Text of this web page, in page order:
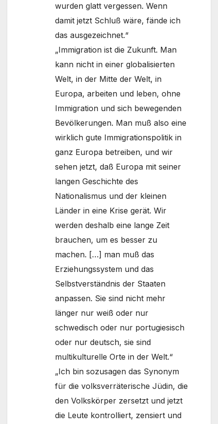
wurden glatt vergessen. Wenn
damit jetzt Schluß wäre, fände ich
das ausgezeichnet.“
„Immigration ist die Zukunft. Man
kann nicht in einer globalisierten
Welt, in der Mitte der Welt, in
Europa, arbeiten und leben, ohne
Immigration und sich bewegenden
Bevölkerungen. Man muß also eine
wirklich gute Immigrationspolitik in
ganz Europa betreiben, und wir
sehen jetzt, daß Europa mit seiner
langen Geschichte des
Nationalismus und der kleinen
Länder in eine Krise gerät. Wir
werden deshalb eine lange Zeit
brauchen, um es besser zu
machen. […] man muß das
Erziehungssystem und das
Selbstverständnis der Staaten
anpassen. Sie sind nicht mehr
länger nur weiß oder nur
schwedisch oder nur portugiesisch
oder nur deutsch, sie sind
multikulturelle Orte in der Welt.“
„Ich bin sozusagen das Synonym
für die volksverräterische Jüdin, die
den Volkskörper zersetzt und jetzt
die Leute kontrolliert, zensiert und